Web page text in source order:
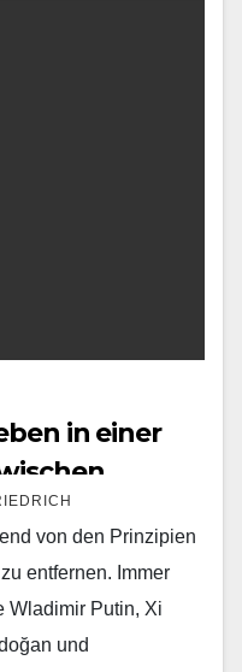
in einer
von den Prinzipien
entfernen. Immer
Wladimir Putin, Xi
und